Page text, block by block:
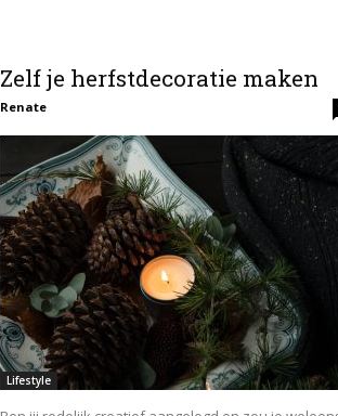
Zelf je herfstdecoratie maken
Renate
Lifestyle